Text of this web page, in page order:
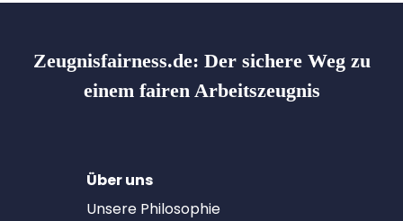
Zeugnisfairness.de: Der sichere Weg zu
einem fairen Arbeitszeugnis
Über uns
Unsere Philosophie